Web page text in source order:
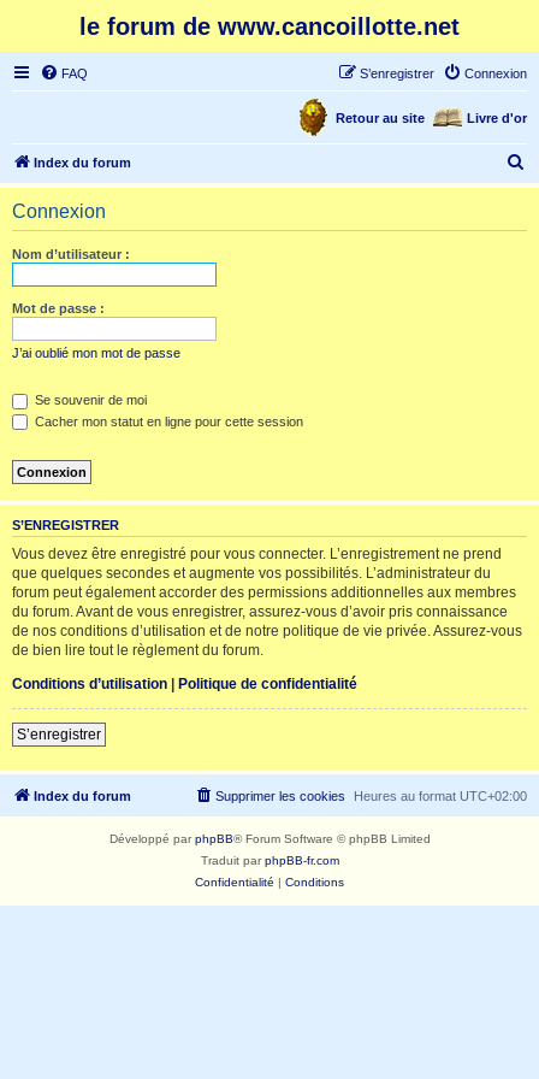
le forum de www.cancoillotte.net
FAQ Connexion
S’enregistrer
Livre d'or
Retour au site
Index du forum
e
Connexion
Nom d’utilisateur :
Mot de passe :
J’ai oublié mon mot de passe
Se souvenir de moi
Cacher mon statut en ligne pour cette session
S’ENREGISTRER
Vous devez être enregistré pour vous connecter. L’enregistrement ne prend
que quelques secondes et augmente vos possibilités. L’administrateur du
forum peut également accorder des permissions additionnelles aux membres
du forum. Avant de vous enregistrer, assurez-vous d’avoir pris connaissance
de nos conditions d’utilisation et de notre politique de vie privée. Assurez-vous
de bien lire tout le règlement du forum.
Conditions d’utilisation | Politique de confidentialité
S’enregistrer
Index du forum Heures au format UTC+02:00
Supprimer les cookies
Développé parphpBB® Forum Software © phpBB Limited
Traduit parphpBB-fr.com
Confidentialité | Conditions